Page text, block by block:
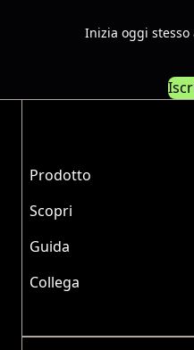
Inizia oggi stesso
Prodotto
Scopri
Guida
Collega